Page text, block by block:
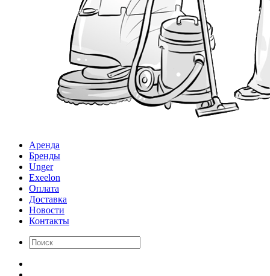
Аренда
Бренды
Unger
Exeelon
Оплата
Доставка
Новости
Контакты